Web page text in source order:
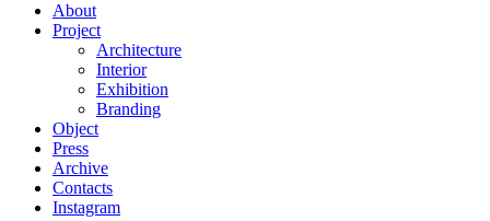
About
Project
Architecture
Interior
Exhibition
Branding
Object
Press
Archive
Contacts
Instagram